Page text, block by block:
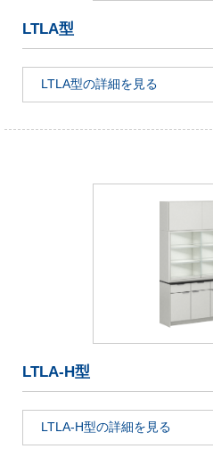
LTLA型
LTLA型の詳細を見る
LTLA-H型
LTLA-H型の詳細を見る